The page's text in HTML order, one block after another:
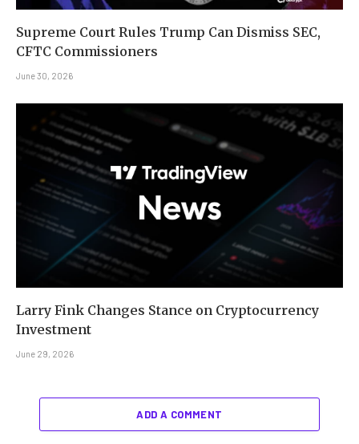
Supreme Court Rules Trump Can Dismiss SEC,
CFTC Commissioners
June 30, 2026
Larry Fink Changes Stance on Cryptocurrency
Investment
June 29, 2026
ADD A COMMENT